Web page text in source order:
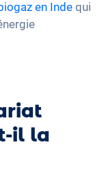
en Inde qui
il la